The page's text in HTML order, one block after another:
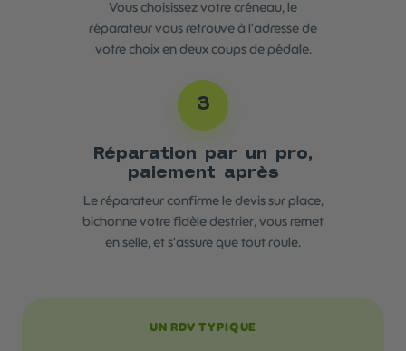
Vous choisissez votre créneau, le
réparateur vous retrouve à l'adresse de
votre choix en deux coups de pédale.
3
Réparation par un pro,
paiement après
Le réparateur confirme le devis sur place,
bichonne votre fidèle destrier, vous remet
en selle, et s'assure que tout roule.
UN RDV TYPIQUE